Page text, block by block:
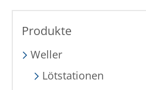
Produkte
Weller
Lötstationen